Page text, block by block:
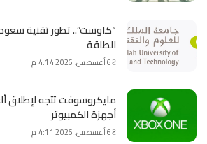
“كاوست”.. تطور تقنية
الطاقة
6 أغسطس، 2026 4:14 م
أجهزة الكمبيوتر
6 أغسطس، 2026 4:11 م